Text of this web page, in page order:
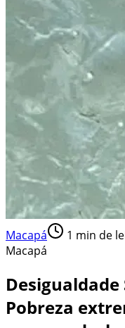
Macapá 1 min de
Macapá
Pobreza